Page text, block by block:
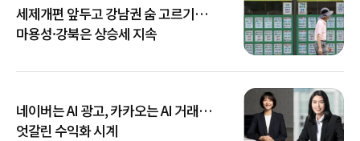
세제개편 앞두고 강남권 숨 고르기…
마용성·강북은 상승세 지속
네이버는 AI 광고, 카카오는 AI 거래…
엇갈린 수익화 시계